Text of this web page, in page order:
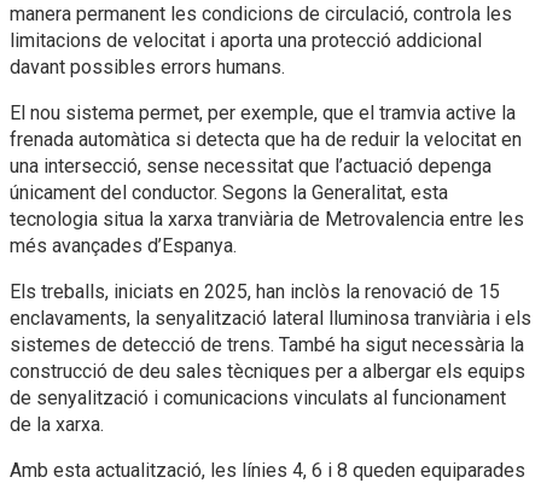
manera permanent les condicions de circulació, controla les
limitacions de velocitat i aporta una protecció addicional
davant possibles errors humans.
El nou sistema permet, per exemple, que el tramvia active la
frenada automàtica si detecta que ha de reduir la velocitat en
una intersecció, sense necessitat que l’actuació depenga
únicament del conductor. Segons la Generalitat, esta
tecnologia situa la xarxa tranviària de Metrovalencia entre les
més avançades d’Espanya.
Els treballs, iniciats en 2025, han inclòs la renovació de 15
enclavaments, la senyalització lateral lluminosa tranviària i els
sistemes de detecció de trens. També ha sigut necessària la
construcció de deu sales tècniques per a albergar els equips
de senyalització i comunicacions vinculats al funcionament
de la xarxa.
Amb esta actualització, les línies 4, 6 i 8 queden equiparades